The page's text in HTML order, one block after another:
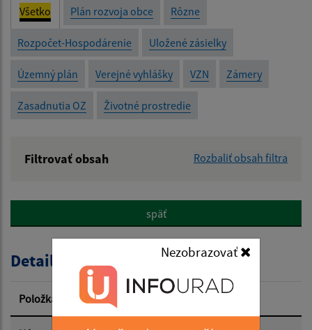
Všetko Plán rozvoja obce Rôzne
Rozpočet-Hospodárenie Uložené zásielky
Územný plán Verejné vyhlášky VZN Zámery
Zasadnutia OZ Životné prostredie
Filtrovať obsah Rozbaliť obsah filtra
Popis:
Dátum zverejnenia od:
Dátum zverejnenia do:
späť
Detail úradného dokumentu
Položka Informácia
Nezobrazovať